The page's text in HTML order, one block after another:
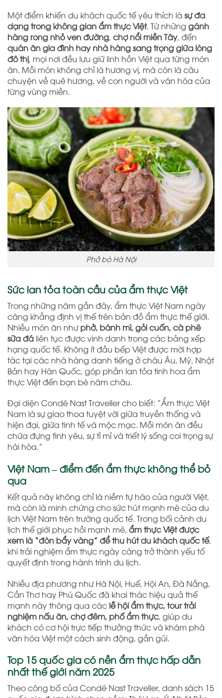
Một điểm khiến du khách quốc tế yêu thích là sự đa
dạng trong không gian ẩm thực Việt. Từ những gánh
hàng rong nhỏ ven đường, chợ nổi miền Tây, đến
quán ăn gia đình hay nhà hàng sang trọng giữa lòng
đô thị, mọi nơi đều lưu giữ linh hồn Việt qua từng món
ăn. Mỗi món không chỉ là hương vị, mà còn là câu
chuyện về quê hương, về con người và văn hóa của
từng vùng miền.
Phở bò Hà Nội
Sức lan tỏa toàn cầu của ẩm thực Việt
Trong những năm gần đây, ẩm thực Việt Nam ngày
càng khẳng định vị thế trên bản đồ ẩm thực thế giới.
Nhiều món ăn như phở, bánh mì, gỏi cuốn, cà phê
sữa đá liên tục được vinh danh trong các bảng xếp
hạng quốc tế. Không ít đầu bếp Việt được mời hợp
tác tại các nhà hàng danh tiếng ở châu Âu, Mỹ, Nhật
Bản hay Hàn Quốc, góp phần lan tỏa tinh hoa ẩm
thực Việt đến bạn bè năm châu.
Đại diện Condé Nast Traveller cho biết: “Ẩm thực Việt
Nam là sự giao thoa tuyệt vời giữa truyền thống và
hiện đại, giữa tinh tế và mộc mạc. Mỗi món ăn đều
chứa đựng tình yêu, sự tỉ mỉ và triết lý sống coi trọng sự
hài hòa.”
Việt Nam – điểm đến ẩm thực không thể bỏ
qua
Kết quả này không chỉ là niềm tự hào của người Việt,
mà còn là minh chứng cho sức hút mạnh mẽ của du
lịch Việt Nam trên trường quốc tế. Trong bối cảnh du
lịch thế giới phục hồi mạnh mẽ, ẩm thực Việt được
xem là “đòn bẩy vàng” để thu hút du khách quốc tế,
khi trải nghiệm ẩm thực ngày càng trở thành yếu tố
quyết định trong hành trình du lịch.
Nhiều địa phương như Hà Nội, Huế, Hội An, Đà Nẵng,
Cần Thơ hay Phú Quốc đã khai thác hiệu quả thế
mạnh này thông qua các lễ hội ẩm thực, tour trải
nghiệm nấu ăn, chợ đêm, phố ẩm thực, giúp du
khách có cơ hội trực tiếp thưởng thức và khám phá
văn hóa Việt một cách sinh động, gần gũi.
Top 15 quốc gia có nền ẩm thực hấp dẫn
nhất thế giới năm 2025
Theo công bố của Condé Nast Traveller, danh sách 15